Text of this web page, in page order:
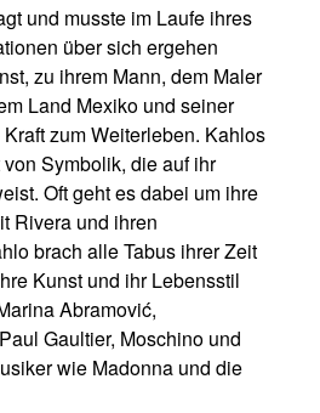
und musste im Laufe ihres
über sich ergehen
zu ihrem Mann, dem Maler
Land Mexiko und seiner
zum Weiterleben. Kahlos
Symbolik, die auf ihr
Oft geht es dabei um ihre
Rivera und ihren
brach alle Tabus ihrer Zeit
Kunst und ihr Lebensstil
Abramović,
Gaultier, Moschino und
wie Madonna und die